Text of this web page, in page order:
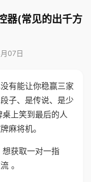
器(常见的出千方
07日
有能让你稳赢三家
子、是传说、是少
上笑到最后的人
麻将机。
获取一对一指
。